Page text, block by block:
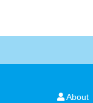
About